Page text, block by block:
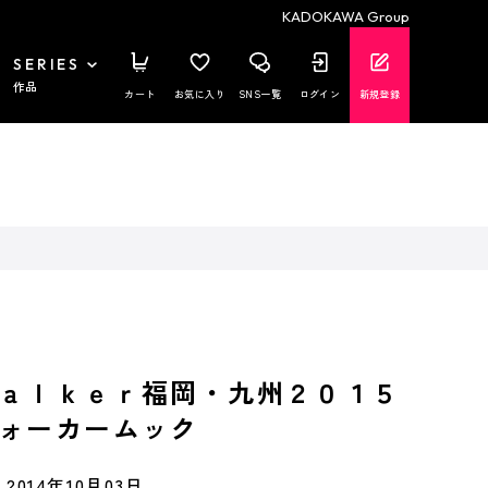
KADOKAWA Group
SERIES
作品 カート お気に入り SNS一覧 ログイン 新規登録
ｌｋｅｒ福岡・九州２０１５
ーカームック